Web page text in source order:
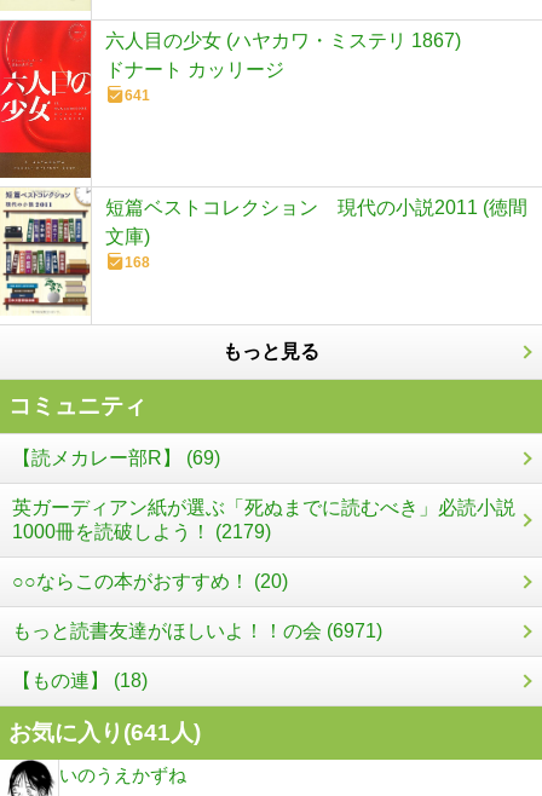
六人目の少女 (ハヤカワ・ミステリ 1867)
ドナート カッリージ
641
短篇ベストコレクション 現代の小説2011 (徳間
文庫)
168
もっと見る
コミュニティ
【読メカレー部R】 (69)
英ガーディアン紙が選ぶ「死ぬまでに読むべき」必読小説
1000冊を読破しよう！ (2179)
○○ならこの本がおすすめ！ (20)
もっと読書友達がほしいよ！！の会 (6971)
【もの連】 (18)
お気に入り(641人)
いのうえかずね